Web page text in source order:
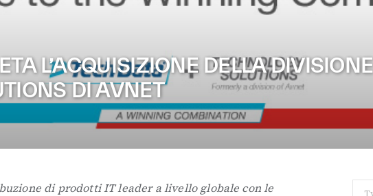
L’ACQUISIZIONE DELLA DIVISIONE
DI AVNET
di prodotti IT leader a livello globale con le